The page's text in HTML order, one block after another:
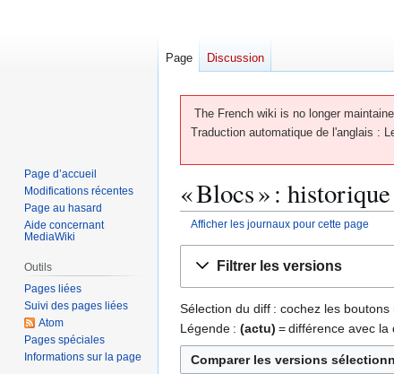
The French wiki is no longer
Traduction automatique de l'anglais :
« Blocs » :
Afficher les journaux pour cette page
navigation
recherche
Filtrer les versions
Sélection du diff : cochez les
Légende : (actu) = différence avec la
Page Discussion
Page d’accueil
Modifications récentes
Page au hasard
Aide concernant
MediaWiki
Outils
Pages liées
Suivi des pages liées
Atom
Pages spéciales
Informations sur la page